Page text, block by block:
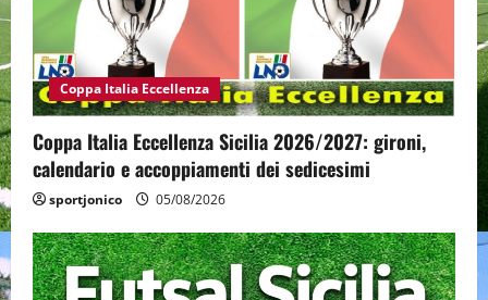
Coppa Italia Eccellenza
Coppa Italia Eccellenza Sicilia 2026/2027: gironi,
calendario e accoppiamenti dei sedicesimi
sportjonico 05/08/2026